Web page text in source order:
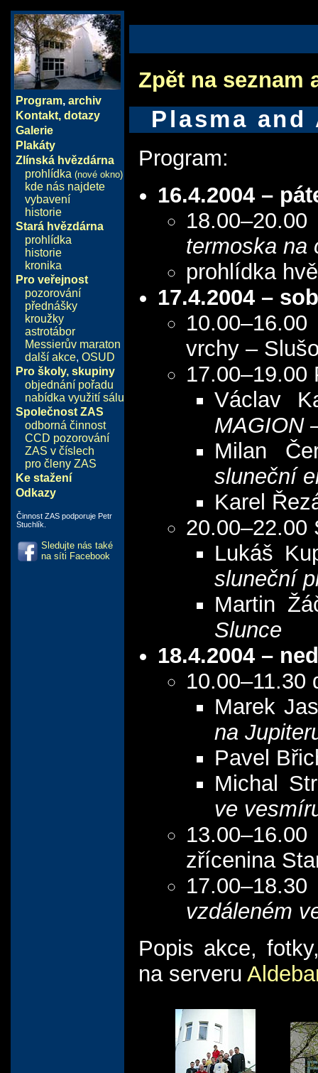
Program, archiv
Kontakt, dotazy
Galerie
Plakáty
Zlínská hvězdárna
prohlídka (nové okno)
kde nás najdete
vybavení
historie
Stará hvězdárna
prohlídka
historie
kronika
Pro veřejnost
pozorování
přednášky
kroužky
astrotábor
Messierův maraton
další akce, OSUD
Pro školy, skupiny
objednání pořadu
nabídka využití sálu
Společnost ZAS
odborná činnost
CCD pozorování
ZAS v číslech
pro členy ZAS
Ke stažení
Odkazy
Činnost ZAS podporuje Petr
Stuchlík.
Sledujte nás také
na síti Facebook
Zpět na seznam
Plasma
Program:
16.4.2004 –
termoska na
prohlídka
17.4.2004 –
vrchy –
17.00–19.00
Václav
MAGION
Milan
sluneční
Karel
20.00–22.00
Lukáš
sluneční
Martin
Slunce
18.4.2004 –
10.00–11.30
Marek
na
Pavel
Michal
ve
zřícenina
vzdáleném
Popis akce,
na serveru